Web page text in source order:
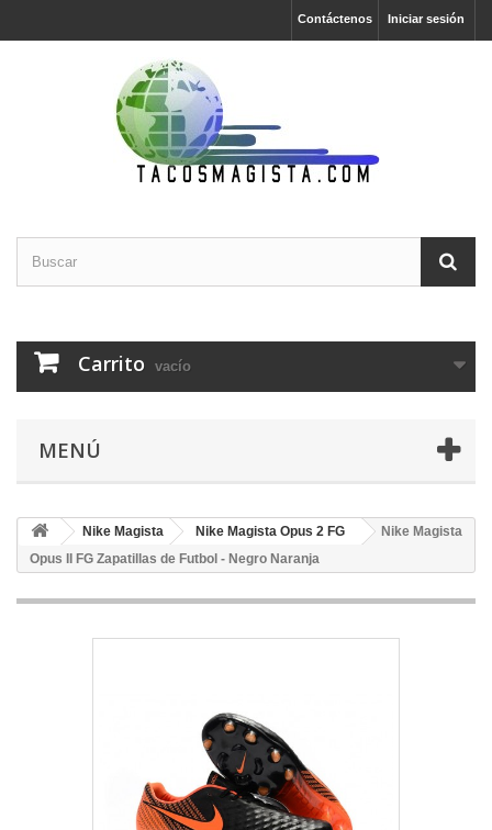
Iniciar sesión
Contáctenos
Carrito vacío
MENÚ
Nike Magista Nike Magista Opus 2 FG
Nike Magista
Opus II FG Zapatillas de Futbol - Negro Naranja